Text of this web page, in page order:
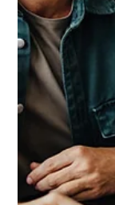
4 min de lecture
Labels,
RSE :